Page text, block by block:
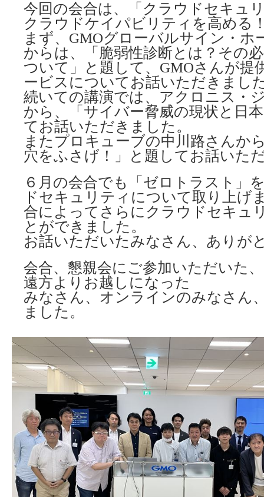
今回の会合は、「クラウドセキュ
クラウドケイパビリティを高める
まず、GMOグローバルサイン・ホ
からは、「脆弱性診断とは？その
ついて」と題して、GMOさんが提
ービスについてお話いただきまし
続いての講演では、アクロニス・
から、「サイバー脅威の現状と日
てお話いただきました。
またプロキューブの中川路さんか
穴をふさげ！」と題してお話いた
６月の会合でも「ゼロトラスト」
ドセキュリティについて取り上げ
合によってさらにクラウドセキュ
とができました。
お話いただいたみなさん、ありが
会合、懇親会にご参加いただいた
遠方よりお越しになった
みなさん、オンラインのみなさん
ました。